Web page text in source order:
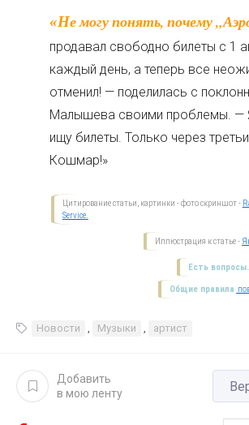
«Не могу понять, почему „Аэрофлот“
продавал свободно билеты с 1
каждый день, а теперь все
отменил! — поделилась с
Малышева своими проблемы. —
ищу билеты. Только через
Кошмар!»
Цитирование статьи, картинки - фото скриншот -
Service.
Иллюстрация к статье -
Есть вопросы.
Общие правила
Новости , Музыки , артист
Добавить
в мою ленту